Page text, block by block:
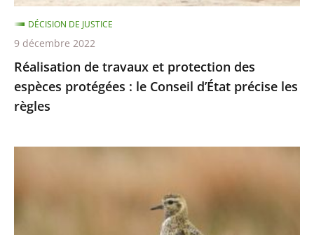
le
Conseil
d’État
précise
les
règles
Réalisation de travaux et protection des
espèces protégées : le Conseil d’État précise les
règles
DÉCISION DE JUSTICE
9 décembre 2022